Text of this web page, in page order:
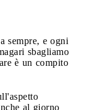
sempre, e ogni
sbagliamo
è un compito
al giorno